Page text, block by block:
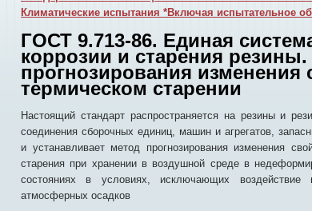
Климатические испытания *Включая испытательное
ГОСТ 9.713-86. Единая
коррозии и старения
прогнозирования изменения
термическом старении
Настоящий стандарт распространяется на резины и
соединения сборочных единиц, машин и агрегатов,
и устанавливает метод прогнозирования изменения
старения при хранении в воздушной среде в
состояниях в условиях, исключающих
атмосферных осадков